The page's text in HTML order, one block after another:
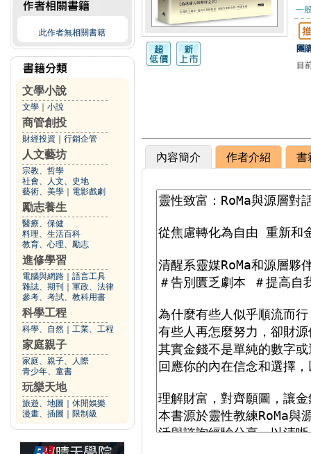
此作者無相關書籍
文學小說
文學 小說
商管創投
財經投資 行銷企管
人文藝坊
宗教、哲學
社會、人文、史地
藝術、美學
電影戲劇
勵志養生
醫療、保健
料理、生活百科
教育、心理、勵志
進修學習
電腦與網路
語言工具
雜誌、期刊
軍政、法律
參考、考試、教科用書
科學工程
科學、自然 工業、工程
家庭親子
家庭、親子、人際
青少年、童書
玩樂天地
旅遊、地圖
休閒娛樂
漫畫、插圖
限制級
一
團
目
內容簡介 作者介紹 書